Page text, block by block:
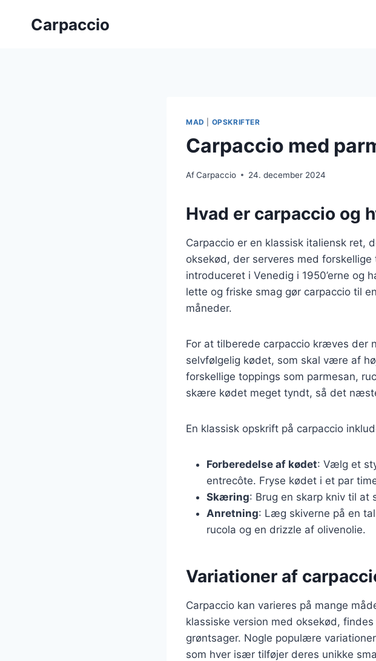
Carpaccio
MAD OPSKRIFTER
Carpaccio med
AfCarpaccio 24. december 2024
Hvad er carpaccio og
Carpaccio er en klassisk italiensk ret,
oksekød, der serveres med
introduceret i Venedig i 1950’erne og
lette og friske smag gør carpaccio til
måneder.
For at tilberede carpaccio kræves der
selvfølgelig kødet, som skal være af
forskellige toppings som parmesan,
skære kødet meget tyndt, så det
En klassisk opskrift på carpaccio
Forberedelse af kødet: Vælg et
entrecôte. Fryse kødet i et par
Skæring: Brug en skarp kniv til
Anretning: Læg skiverne på en
rucola og en drizzle af olivenolie.
Variationer af
Carpaccio kan varieres på mange
klassiske version med oksekød,
grøntsager. Nogle populære
som hver især tilføjer deres unikke